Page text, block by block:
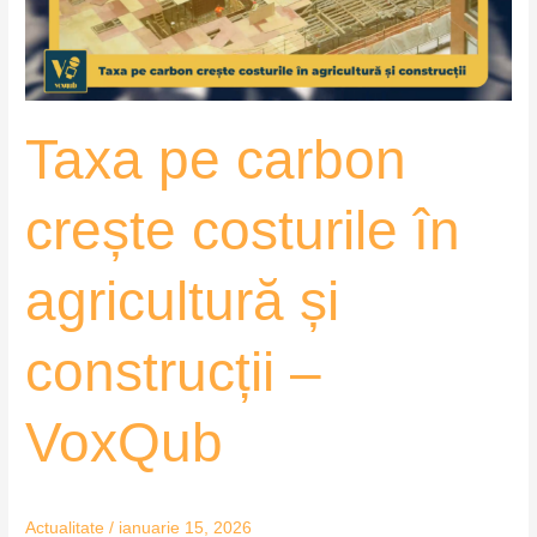
Taxa pe carbon
crește costurile în
agricultură și
construcții –
VoxQub
Actualitate / ianuarie 15, 2026
agricultură
și
construcții
VoxQub